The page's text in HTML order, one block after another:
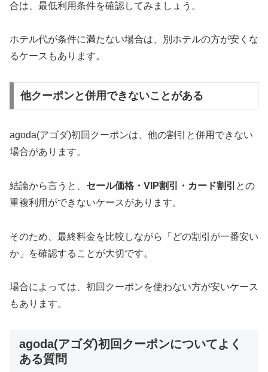
合は、最低利用条件を確認してみましょう。
ホテル代が条件に満たない場合は、別ホテルの方が安くな
るケースもあります。
他クーポンと併用できないことがある
agoda(アゴダ)初回クーポンは、他の割引と併用できない
場合があります。
結論から言うと、 セール価格・VIP割引・カード割引 との
重複利用ができないケースがあります。
そのため、最終料金を比較しながら「どの割引が一番安い
か」を確認することが大切です。
場合によっては、初回クーポンを使わない方が安いケース
もあります。
agoda(アゴダ)初回クーポンについてよく
ある質問